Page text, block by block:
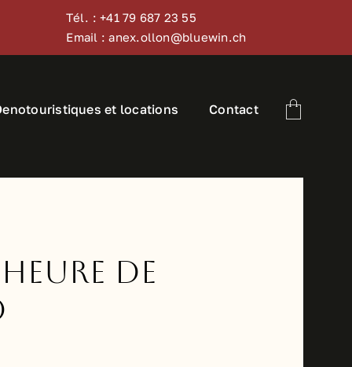
Tél. : +41 79 687 23 55
Email : anex.ollon@bluewin.ch
et locations Contact
de